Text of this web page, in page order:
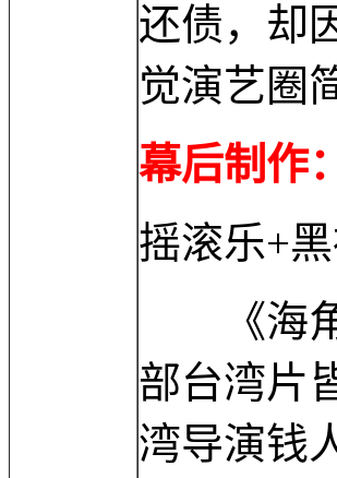
还债，却
觉演艺圈
幕后制作：
摇滚乐+
《海角
部台湾片
湾导演钱